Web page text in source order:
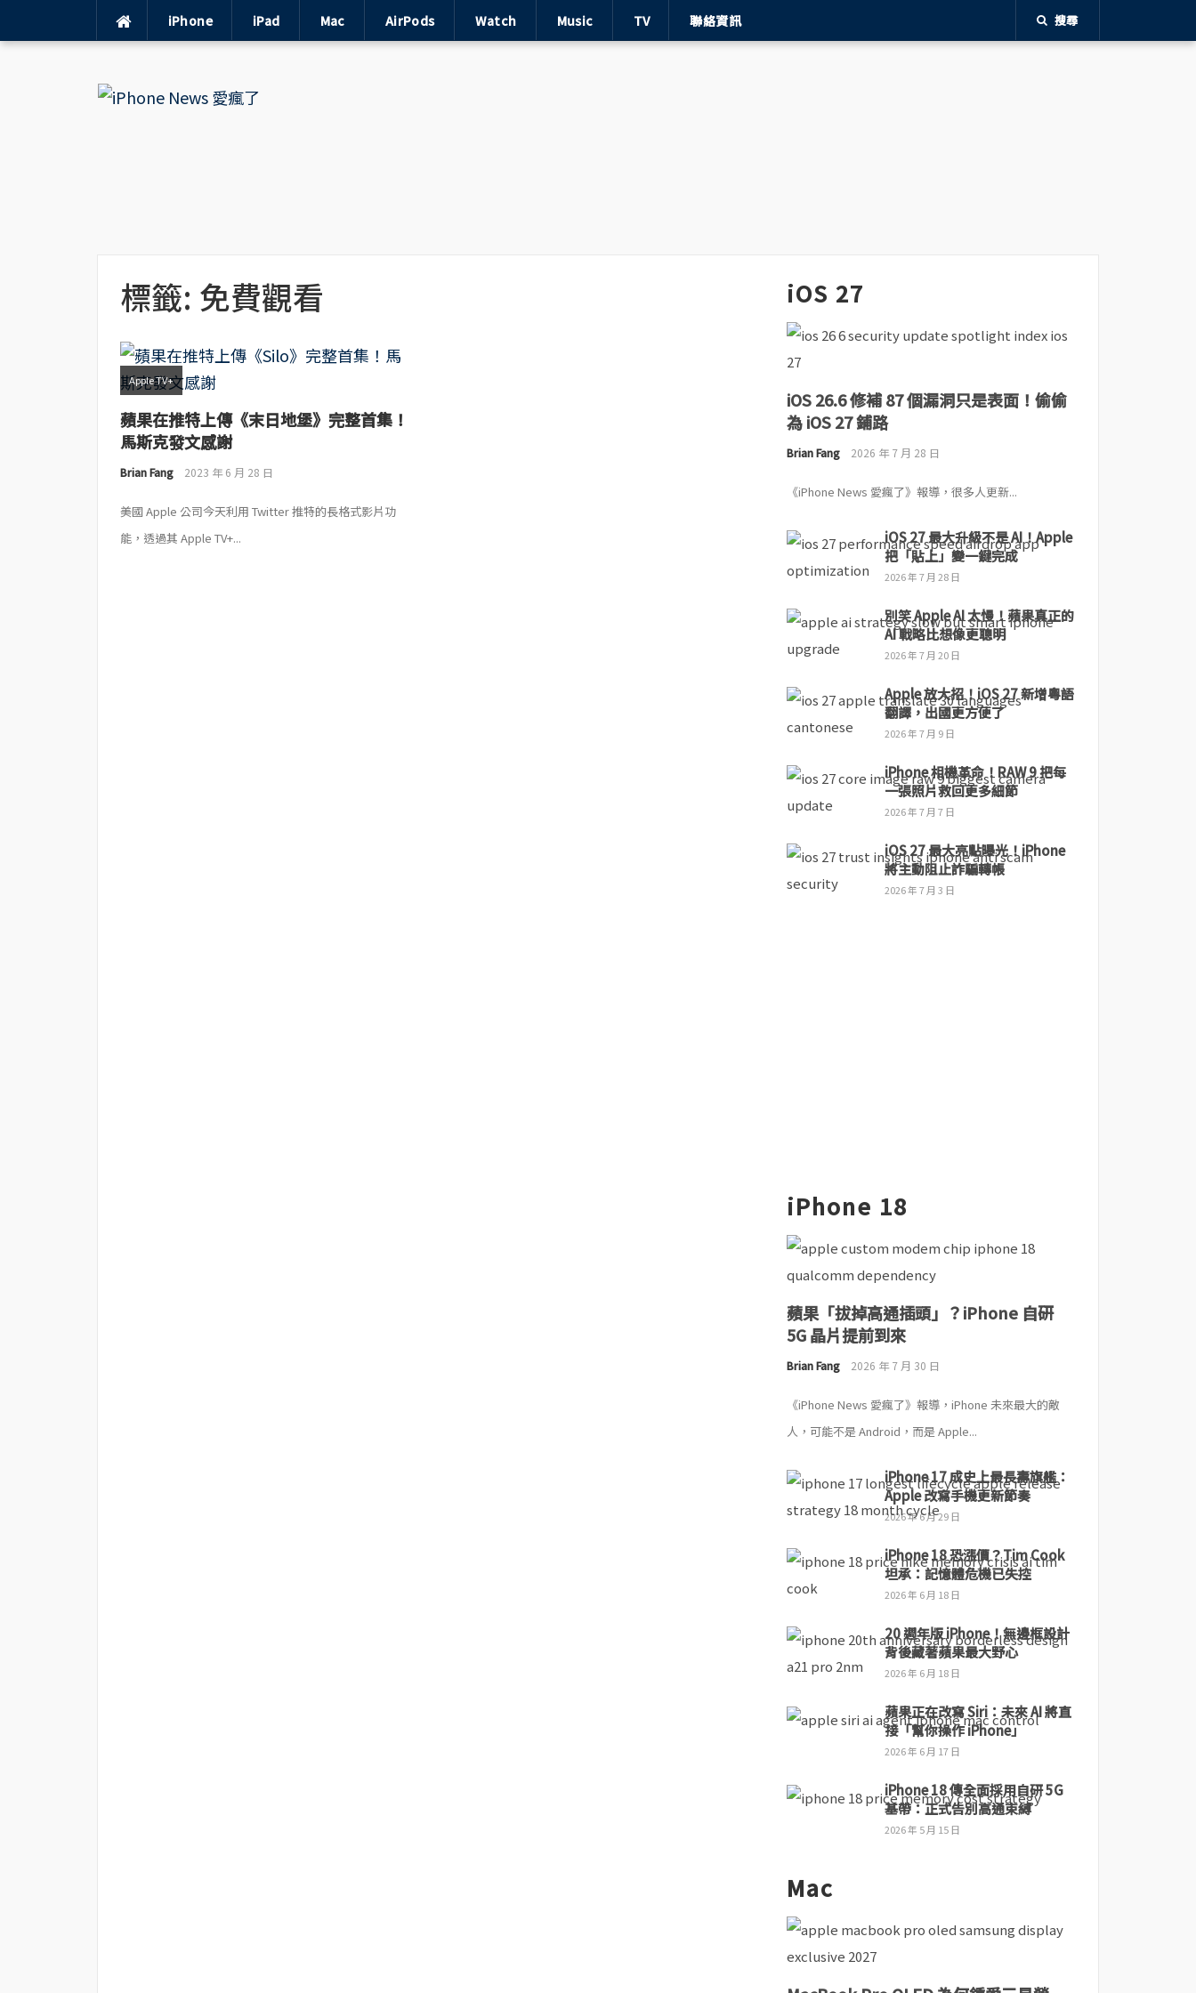
iPhone iPad Mac AirPods Watch Music TV 聯絡資訊 搜尋
標籤: 免費觀看
Apple TV+
蘋果在推特上傳《末日地堡》完整首集！
馬斯克發文感謝
Brian Fang 2023 年 6 月 28 日
美國 Apple 公司今天利用 Twitter 推特的長格式影片功
能，透過其 ‌Apple TV+‌...
iOS 27
iOS 26.6 修補 87 個漏洞只是表面！偷偷
為 iOS 27 鋪路
Brian Fang 2026 年 7 月 28 日
《iPhone News 愛瘋了》報導，很多人更新...
iOS 27 最大升級不是 AI！Apple
把「貼上」變一鍵完成
2026 年 7 月 28 日
別笑 Apple AI 太慢！蘋果真正的
AI 戰略比想像更聰明
2026 年 7 月 20 日
Apple 放大招！iOS 27 新增粵語
翻譯，出國更方便了
2026 年 7 月 9 日
iPhone 相機革命！RAW 9 把每
一張照片救回更多細節
2026 年 7 月 7 日
iOS 27 最大亮點曝光！iPhone
將主動阻止詐騙轉帳
2026 年 7 月 3 日
iPhone 18
蘋果「拔掉高通插頭」？iPhone 自研
5G 晶片提前到來
Brian Fang 2026 年 7 月 30 日
《iPhone News 愛瘋了》報導，iPhone 未來最大的敵
人，可能不是 Android，而是 Apple...
iPhone 17 成史上最長壽旗艦：
Apple 改寫手機更新節奏
2026 年 6 月 29 日
iPhone 18 恐漲價？Tim Cook
坦承：記憶體危機已失控
2026 年 6 月 18 日
20 週年版 iPhone！無邊框設計
背後藏著蘋果最大野心
2026 年 6 月 18 日
蘋果正在改寫 Siri：未來 AI 將直
接「幫你操作 iPhone」
2026 年 6 月 17 日
iPhone 18 傳全面採用自研 5G
基帶：正式告別高通束縛
2026 年 5 月 15 日
Mac